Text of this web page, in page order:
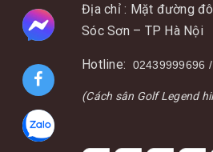
Địa chỉ : Mặt đường
Sóc Sơn – TP Hà Nội
Hotline: 02439999696
(Cách sân Golf Legend